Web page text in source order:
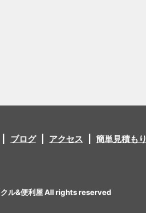
ブログ アクセス 簡単見積もり
ル&便利屋 All rights reserved